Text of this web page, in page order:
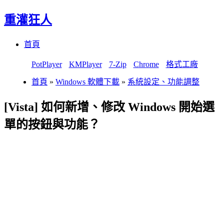
重灌狂人
首頁
PotPlayer KMPlayer 7-Zip Chrome 格式工廠
首頁 » Windows 軟體下載 » 系統設定、功能調整
[Vista] 如何新增、修改 Windows 開始選
單的按鈕與功能？